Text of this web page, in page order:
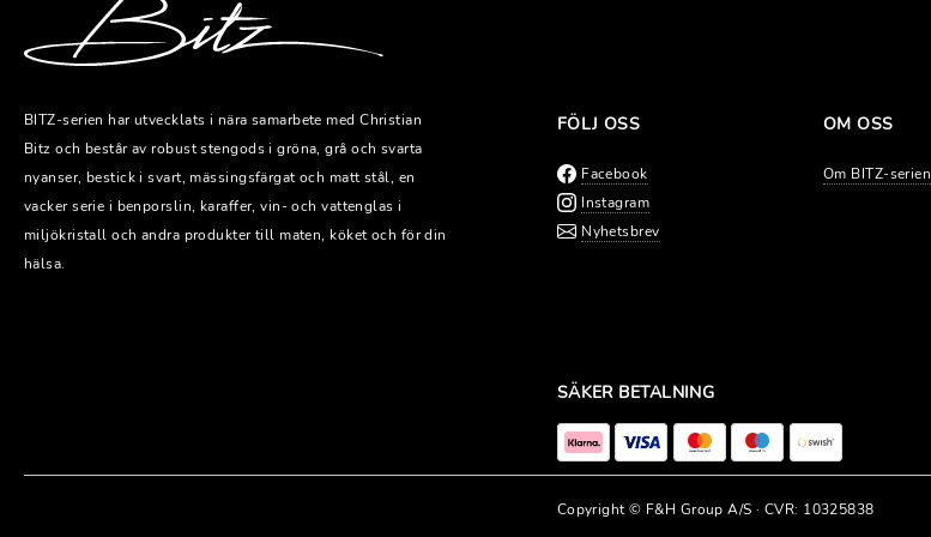
BITZ-serien har utvecklats i nära samarbete med Christian
Bitz och består av robust stengods i gröna, grå och svarta
nyanser, bestick i svart, mässingsfärgat och matt stål, en
vacker serie i benporslin, karaffer, vin- och vattenglas i
miljökristall och andra produkter till maten, köket och för din
hälsa.
FÖLJ OSS
Facebook
Instagram
Nyhetsbrev
OM OSS
Om BITZ-serien
SÄKER BETALNING
Copyright © F&H Group A/S · CVR: 10325838